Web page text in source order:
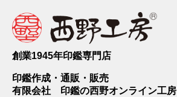
創業1945年印鑑専門店
印鑑作成・通販・販売
有限会社 印鑑の西野オンライン工房